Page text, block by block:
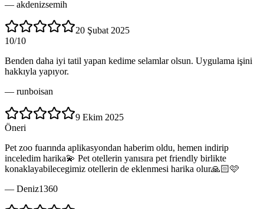
— akdenizsemih
20 Şubat 2025
10/10
Benden daha iyi tatil yapan kedime selamlar olsun. Uygulama işini
hakkıyla yapıyor.
— runboisan
9 Ekim 2025
Öneri
Pet zoo fuarında aplikasyondan haberim oldu, hemen indirip
inceledim harika💫 Pet otellerin yanısıra pet friendly birlikte
konaklayabilecegimiz otellerin de eklenmesi harika olur🙏🏻🩷
— Deniz1360